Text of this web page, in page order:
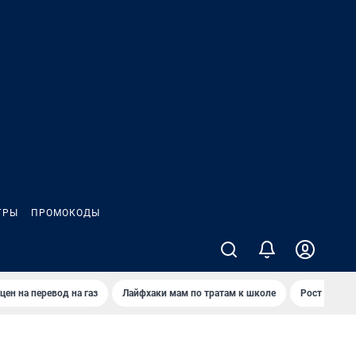
ПРОМОКОДЫ
на перевод на газ Лайфхаки мам по тратам к школе Рост цен на